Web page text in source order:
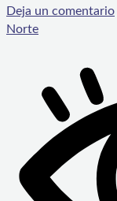
Deja un comentario
Norte